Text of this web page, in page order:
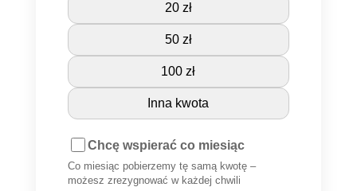
20 zł
50 zł
100 zł
Inna kwota
Chcę wspierać co miesiąc
Co miesiąc pobierzemy tę samą kwotę –
możesz zrezygnować w każdej chwili